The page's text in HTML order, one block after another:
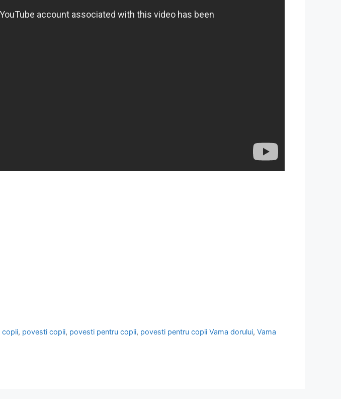
copii, povesti copii, povesti pentru copii, povesti pentru copii Vama dorului,Vama